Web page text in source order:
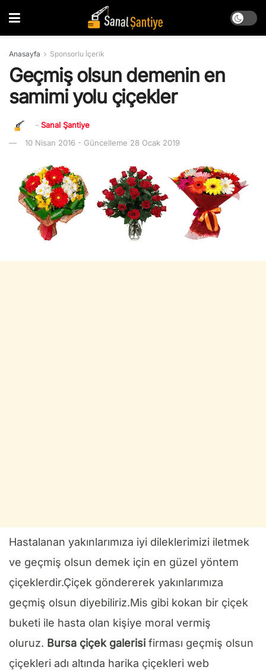
Anasayfa Sponsorlu İçerik
Geçmiş olsun demenin en
samimi yolu çiçekler
- Sanal Şantiye
10 Nisan 2016 - Güncelleme 28 Ocak 2019
Hastalanan yakınlarımıza iyi dileklerimizi iletmek
ve geçmiş olsun demek için en güzel yöntem
çiçeklerdir.Çiçek göndererek yakınlarımıza
geçmiş olsun diyebiliriz.Mis gibi kokan bir çiçek
buketi ile hasta olan kişiye moral vermiş
oluruz. Bursa çiçek galerisi firması geçmiş olsun
çiçekleri adı altında harika çiçekleri web